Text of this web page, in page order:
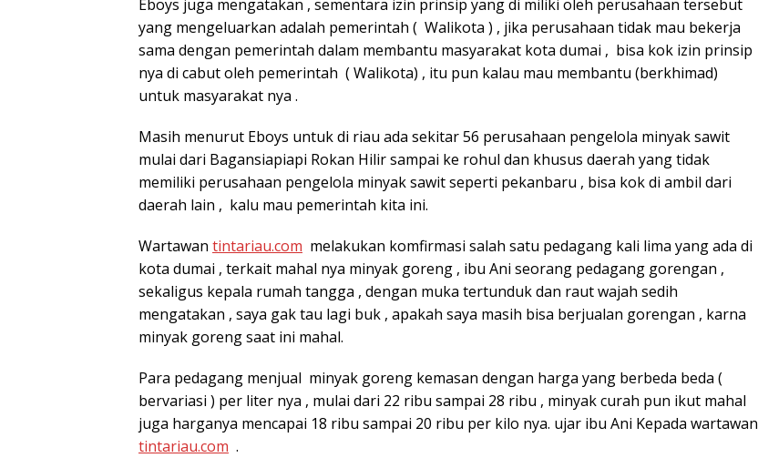
Eboys juga mengatakan , sementara izin prinsip yang di miliki oleh perusahaan tersebut
yang mengeluarkan adalah pemerintah ( Walikota ) , jika perusahaan tidak mau bekerja
sama dengan pemerintah dalam membantu masyarakat kota dumai , bisa kok izin prinsip
nya di cabut oleh pemerintah ( Walikota) , itu pun kalau mau membantu (berkhimad)
untuk masyarakat nya .
Masih menurut Eboys untuk di riau ada sekitar 56 perusahaan pengelola minyak sawit
mulai dari Bagansiapiapi Rokan Hilir sampai ke rohul dan khusus daerah yang tidak
memiliki perusahaan pengelola minyak sawit seperti pekanbaru , bisa kok di ambil dari
daerah lain , kalu mau pemerintah kita ini.
Wartawan tintariau.com melakukan komfirmasi salah satu pedagang kali lima yang ada di
kota dumai , terkait mahal nya minyak goreng , ibu Ani seorang pedagang gorengan ,
sekaligus kepala rumah tangga , dengan muka tertunduk dan raut wajah sedih
mengatakan , saya gak tau lagi buk , apakah saya masih bisa berjualan gorengan , karna
minyak goreng saat ini mahal.
Para pedagang menjual minyak goreng kemasan dengan harga yang berbeda beda (
bervariasi ) per liter nya , mulai dari 22 ribu sampai 28 ribu , minyak curah pun ikut mahal
juga harganya mencapai 18 ribu sampai 20 ribu per kilo nya. ujar ibu Ani Kepada wartawan
tintariau.com .